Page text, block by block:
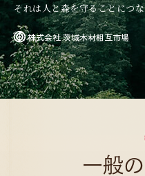
それは人と森を守ることにつ
株式会社 茨城木材相互市場
一般